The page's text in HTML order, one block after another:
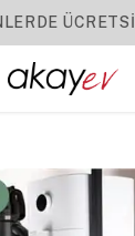
SEZON